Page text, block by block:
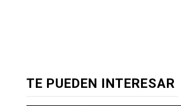
TE PUEDEN INTERESAR